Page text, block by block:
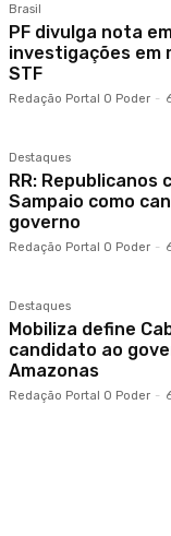
Brasil
PF divulga nota
investigações em
STF
Redação Portal O Poder -
Destaques
RR: Republicanos
Sampaio como
governo
Redação Portal O Poder -
Destaques
Mobiliza define
candidato ao
Amazonas
Redação Portal O Poder -